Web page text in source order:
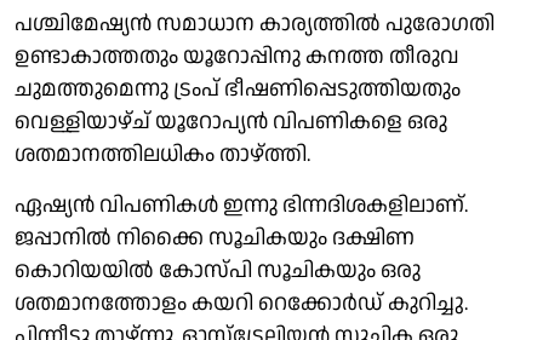
പശ്ചിമേഷ്യൻ സമാധാന കാര്യത്തിൽ പുരോഗതി
ഉണ്ടാകാത്തതും യൂറോപ്പിനു കനത്ത തീരുവ
ചുമത്തുമെന്നു ട്രംപ് ഭീഷണിപ്പെടുത്തിയതും
വെള്ളിയാഴ്ച് യൂറോപ്യൻ വിപണികളെ ഒരു
ശതമാനത്തിലധികം താഴ്‌ത്തി.
ഏഷ്യൻ വിപണികൾ ഇന്നു ഭിന്നദിശകളിലാണ്.
ജപ്പാനിൽ നിക്കൈ സൂചികയും ദക്ഷിണ
കൊറിയയിൽ കോസ്‌പി സൂചികയും ഒരു
ശതമാനത്തോളം കയറി റെക്കോർഡ് കുറിച്ചു.